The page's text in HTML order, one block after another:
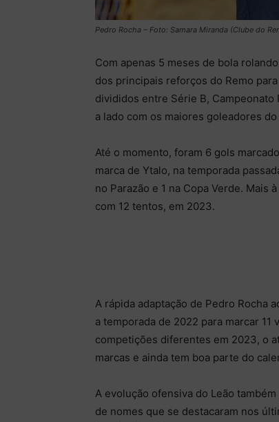
Pedro Rocha – Foto: Samara Miranda (Clube do
Com apenas 5 meses de bola
dos principais reforços do Remo
divididos entre Série B,
a lado com os maiores goleadores
Até o momento, foram 6 gols
marca de Ytalo, na temporada
no Parazão e 1 na Copa Verde. Mais
com 12 tentos, em 2023.
A rápida adaptação de Pedro Rocha
a temporada de 2022 para marcar
competições diferentes em 2023, o
marcas e ainda tem boa parte do
A evolução ofensiva do Leão
de nomes que se destacaram nos